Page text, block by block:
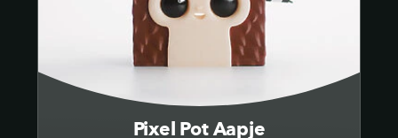
Pixel Pot Aapje